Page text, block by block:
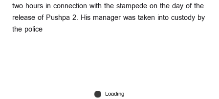
two hours in connection with the stampede on the day of the
release of Pushpa 2. His manager was taken into custody by
the police